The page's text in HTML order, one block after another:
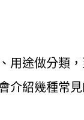
用途做分類
介紹幾種常見